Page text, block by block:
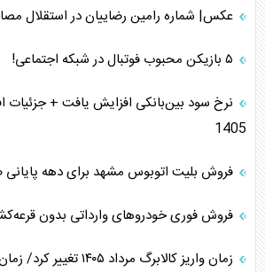
عکس| شماره رامین رضاییان در استقلال
نرخ سود بین‌بانکی افزایش یافت + جزئیات
1405
فروش بلیت اتوبوس مشهد برای دهه
فروش فوری خودرو‌های وارداتی بدون
زمان واریز کالابرگ مرداد